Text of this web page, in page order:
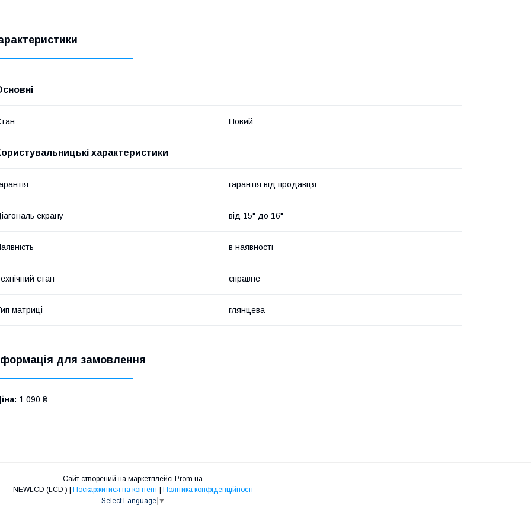
Новий
характеристики
гарантія від продавця
екрану від 15" до 16"
в наявності
стан справне
матриці глянцева
для замовлення
1 090 ₴
Сайт створений на маркетплейсі Prom.ua
NEWLCD (LCD ) | Поскаржитися на контент | Політика конфіденційності
Select Language ▼